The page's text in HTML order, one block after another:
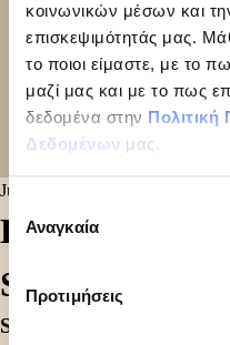
κοινωνικών μέσων και
επισκεψιμότητάς μας.
το ποιοι είμαστε, με το
μαζί μας και με το πως
δεδομένα στην
Δεδομένων μας.
συγκατάθεσης
Αναγκαία
Προτιμήσεις
June 25, 2024
ENORMOUS
Share